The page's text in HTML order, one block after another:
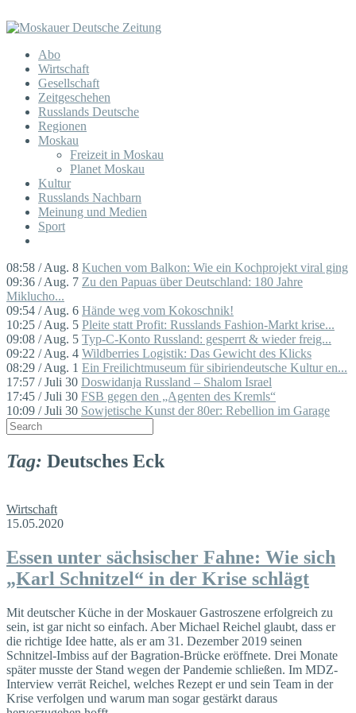
Abo
Wirtschaft
Gesellschaft
Zeitgeschehen
Russlands Deutsche
Regionen
Moskau
Freizeit in Moskau
Planet Moskau
Kultur
Russlands Nachbarn
Meinung und Medien
Sport
08:58 / Aug. 8 Kuchen vom Balkon: Wie ein Kochprojekt viral ging
09:36 / Aug. 7 Zu den Papuas über Deutschland: 180 Jahre
Miklucho...
09:54 / Aug. 6 Hände weg vom Kokoschnik!
10:25 / Aug. 5 Pleite statt Profit: Russlands Fashion-Markt krise...
09:08 / Aug. 5 Typ-C-Konto Russland: gesperrt & wieder freig...
09:22 / Aug. 4 Wildberries Logistik: Das Gewicht des Klicks
08:29 / Aug. 1 Ein Freilichtmuseum für sibiriendeutsche Kultur en...
17:57 / Juli 30 Doswidanja Russland – Shalom Israel
17:45 / Juli 30 FSB gegen den „Agenten des Kremls“
10:09 / Juli 30 Sowjetische Kunst der 80er: Rebellion im Garage
Tag: Deutsches Eck
Wirtschaft
15.05.2020
Essen unter sächsischer Fahne: Wie sich
„Karl Schnitzel“ in der Krise schlägt
Mit deutscher Küche in der Moskauer Gastroszene erfolgreich zu
sein, ist gar nicht so einfach. Aber Michael Reichel glaubt, dass er
die richtige Idee hatte, als er am 31. Dezember 2019 seinen
Schnitzel-Imbiss auf der Bagration-Brücke eröffnete. Drei Monate
später musste der Stand wegen der Pandemie schließen. Im MDZ-
Interview verrät Reichel, welches Rezept er und sein Team in der
Krise verfolgen und warum man sogar gestärkt daraus